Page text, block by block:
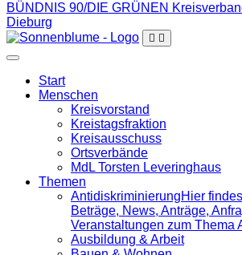
BÜNDNIS 90/DIE GRÜNEN
Dieburg
Start
Menschen
Kreisvorstand
Kreistagsfraktion
Kreisausschuss
Ortsverbände
MdL Torsten Leveringhaus
Themen
Antidiskrimi­nierungHier
Beträge, News, Anträge,
Veranstaltungen zum Thema
Ausbildung & Arbeit